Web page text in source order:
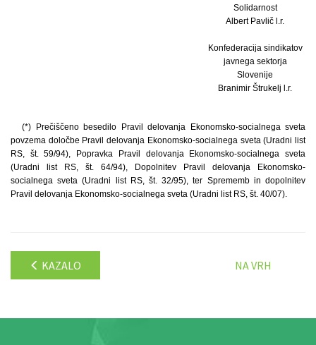
Solidarnost
Albert Pavlič l.r.
Konfederacija sindikatov
javnega sektorja
Slovenije
Branimir Štrukelj l.r.
(*) Prečiščeno besedilo Pravil delovanja Ekonomsko-socialnega sveta
povzema določbe Pravil delovanja Ekonomsko-socialnega sveta (Uradni list
RS, št. 59/94), Popravka Pravil delovanja Ekonomsko-socialnega sveta
(Uradni list RS, št. 64/94), Dopolnitev Pravil delovanja Ekonomsko-
socialnega sveta (Uradni list RS, št. 32/95), ter Sprememb in dopolnitev
Pravil delovanja Ekonomsko-socialnega sveta (Uradni list RS, št. 40/07).
KAZALO NA VRH